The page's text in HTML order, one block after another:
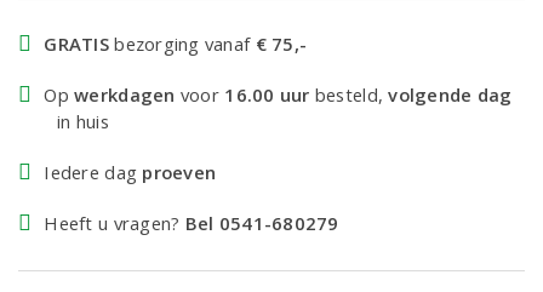
GRATIS bezorging vanaf € 75,-
Opwerkdagen voor 16.00 uur besteld,volgende dag
in huis
Iedere dag proeven
Heeft u vragen? Bel 0541-680279